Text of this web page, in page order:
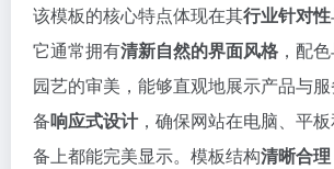
该模板的核心特点体现在其行业针对性
它通常拥有清新自然的界面风格 ，配
园艺的审美，能够直观地展示产品与
备响应式设计，确保网站在电脑、平
备上都能完美显示。模板结构清晰合理